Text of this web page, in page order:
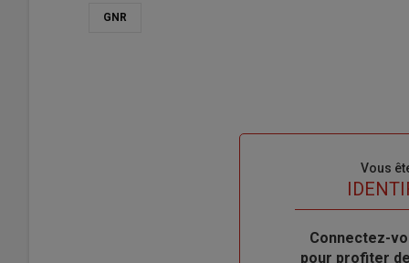
GNR
Vous
Body
Connectez-
pour profiter